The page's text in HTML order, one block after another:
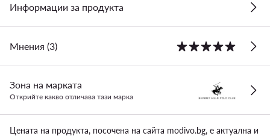
Информации за продукта
Мнения (3)
Зона на марката
Открийте какво отличава тази марка
Цената на продукта, посочена на сайта modivo.bg, е актуална и